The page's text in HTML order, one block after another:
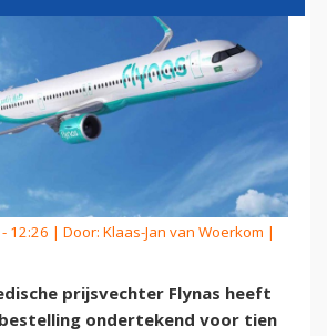
12:26 | Door: Klaas-Jan van Woerkom |
prijsvechter Flynas heeft
ondertekend voor tien